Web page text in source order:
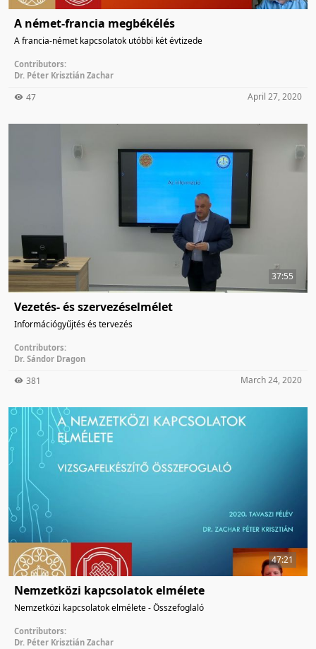
A német-francia megbékélés
A francia-német kapcsolatok utóbbi két évtizede
Contributors:
Dr. Péter Krisztián Zachar
47 April 27, 2020
37:55
Vezetés- és szervezéselmélet
Információgyűjtés és tervezés
Contributors:
Dr. Sándor Dragon
381 March 24, 2020
47:21
Nemzetközi kapcsolatok elmélete
Nemzetközi kapcsolatok elmélete - Összefoglaló
Contributors:
Dr. Péter Krisztián Zachar